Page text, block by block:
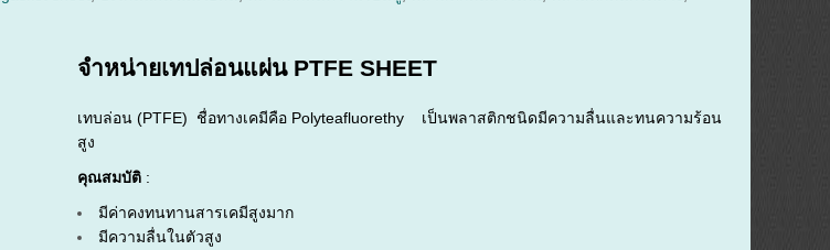
จำหน่ายเทปล่อนแผ่น PTFE SHEET
เทบล่อน (PTFE) ชื่อทางเคมีคือ Polyteafluorethy เป็นพลาสติกชนิดมีความลื่นและทนความร้อน
สูง
คุณสมบัติ :
มีค่าคงทนทานสารเคมีสูงมาก
มีความลื่นในตัวสูง